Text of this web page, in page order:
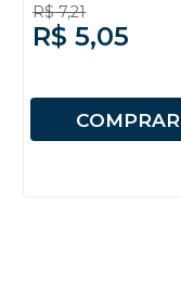
R$ 7,21
R$ 5,05
COMPRAR